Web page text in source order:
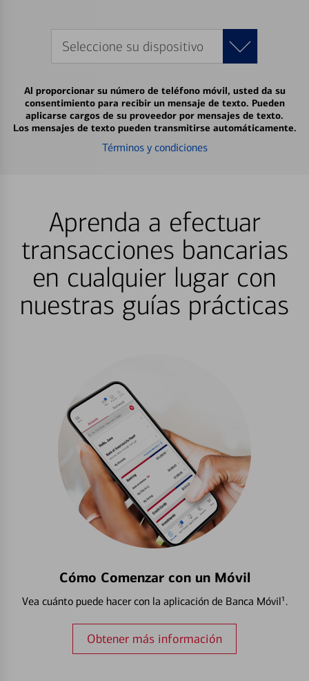
Seleccione su dispositivo
Al proporcionar su número de teléfono móvil, usted da su
consentimiento para recibir un mensaje de texto. Pueden
aplicarse cargos de su proveedor por mensajes de texto.
Los mensajes de texto pueden transmitirse automáticamente.
Términos y condiciones
Aprenda a efectuar
transacciones bancarias
en cualquier lugar con
nuestras guías prácticas
Cómo Comenzar con un Móvil
Vea cuánto puede hacer con la aplicación de Banca Móvil¹.
Obtener más información